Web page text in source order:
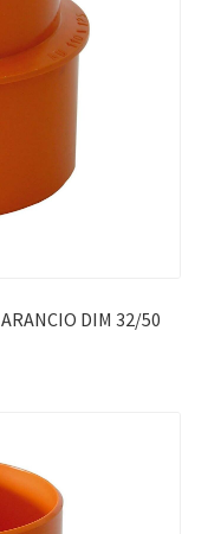
DIM 32/50